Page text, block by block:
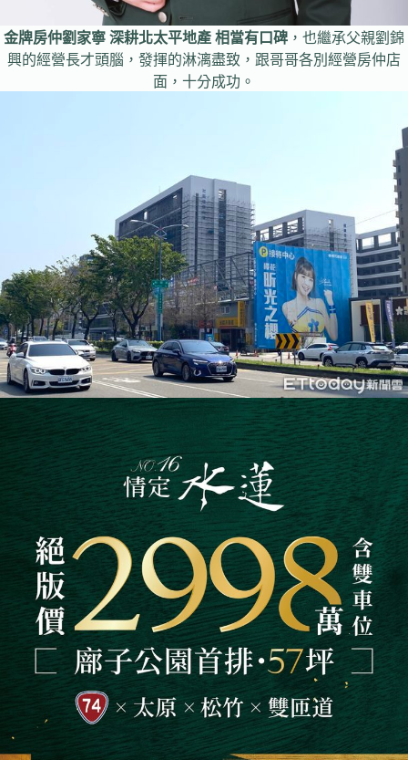
金牌房仲劉家寧 深耕北太平地產 相當有口碑 ，也繼承父親劉錦
興的經營長才頭腦，發揮的淋漓盡致，跟哥哥各別經營房仲店
面，十分成功。